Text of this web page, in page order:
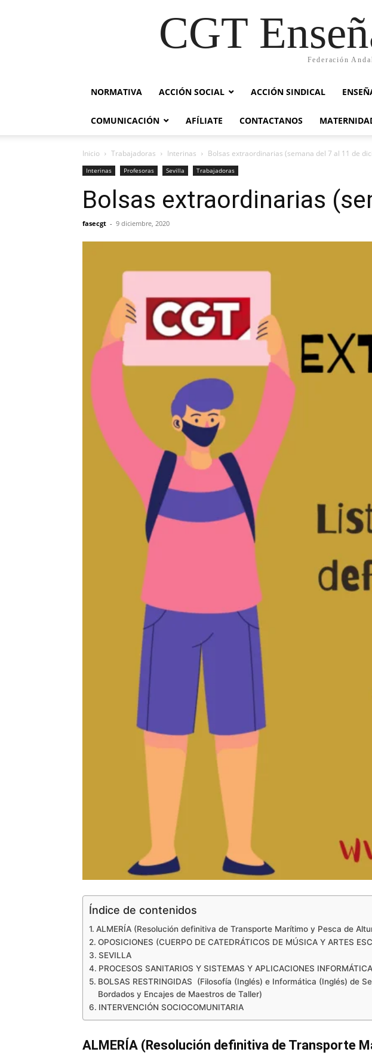
CGT
Federación
NORMATIVA ACCIÓN SOCIAL ACCIÓN SINDICAL
COMUNICACIÓN AFÍLIATE CONTACTANOS
Inicio Trabajadoras Interinas Bolsas extraordinarias (semana del 7 al 11 de
Interinas Profesoras Sevilla Trabajadoras
Bolsas extraordinarias
fasecgt - 9 diciembre, 2020
Índice de contenidos
ALMERÍA (Resolución definitiva de Transporte Marítimo y Pesca de
OPOSICIONES (CUERPO DE CATEDRÁTICOS DE MÚSICA Y ARTES
SEVILLA
PROCESOS SANITARIOS Y SISTEMAS Y APLICACIONES
BOLSAS RESTRINGIDAS (Filosofía (Inglés) e Informática (Inglés) de
Bordados y Encajes de Maestros de Taller)
INTERVENCIÓN SOCIOCOMUNITARIA
ALMERÍA (Resolución definitiva de Transporte